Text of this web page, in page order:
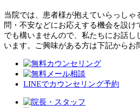
当院では、患者様が抱えていらっしゃ
問・不安などにお応えする機会を設け
でも構いませんので、私たちにお話し
います。ご興味がある方は下記からお
LINEでカウンセリング予約